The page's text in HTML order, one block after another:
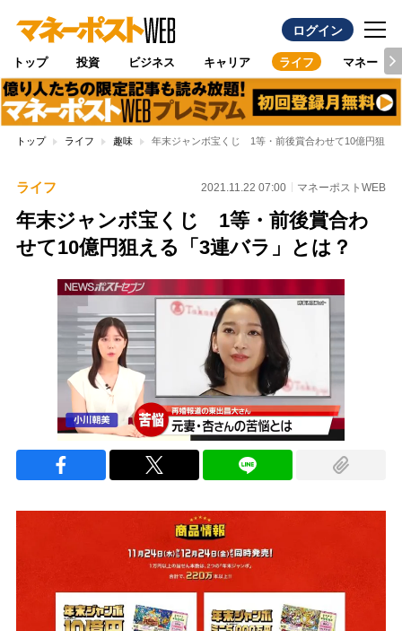
ログイン
トップ 投資 ビジネス キャリア ライフ マネー
トップ ライフ 趣味 年末ジャンボ宝くじ 1等・前後賞合わせて10億円狙え
ライフ 2021.11.22 07:00 マネーポストWEB
年末ジャンボ宝くじ 1等・前後賞合わ
せて10億円狙える「3連バラ」とは？